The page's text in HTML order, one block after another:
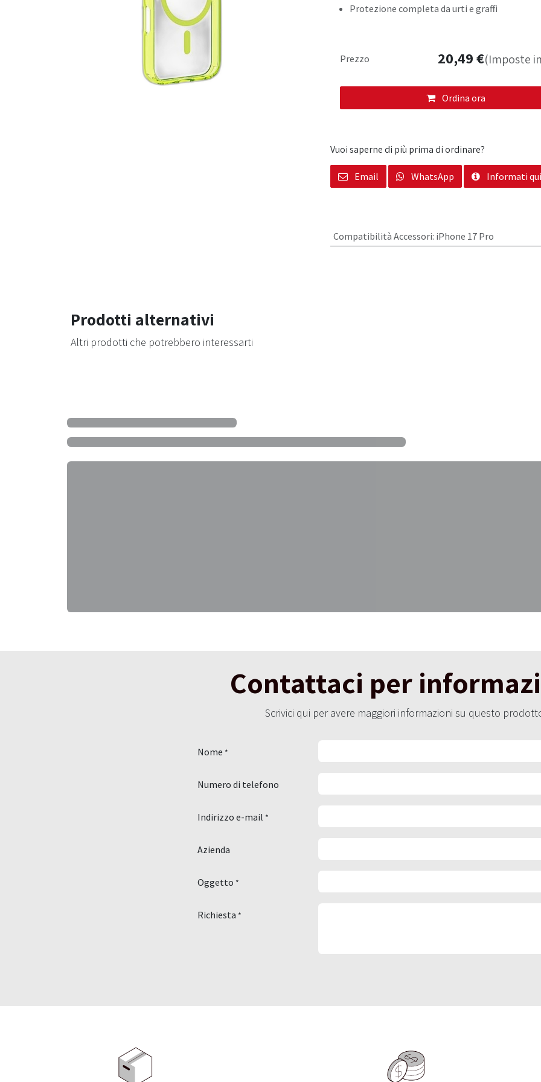
Protezione completa da urti e graffi
Ordina ora
Prezzo 20,49€(Imposte
Vuoi saperne di più prima di ordinare?
Email WhatsApp Informati qui
Compatibilità Accessori: iPhone 17 Pro
Prodotti alternativi
Altri prodotti che potrebbero interessarti
Contattaci per
Scrivici qui per avere maggiori informazioni su questo
Nome *
Numero di telefono
Indirizzo e-mail *
Azienda
Oggetto *
Richiesta *